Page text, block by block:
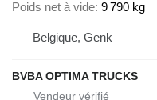
Poids net à vide 9 790 kg
Belgique, Genk
BVBA OPTIMA TRUCKS